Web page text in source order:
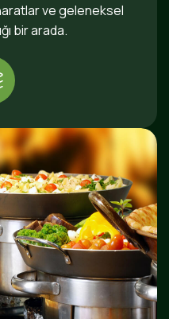
ve geleneksel
bir arada.